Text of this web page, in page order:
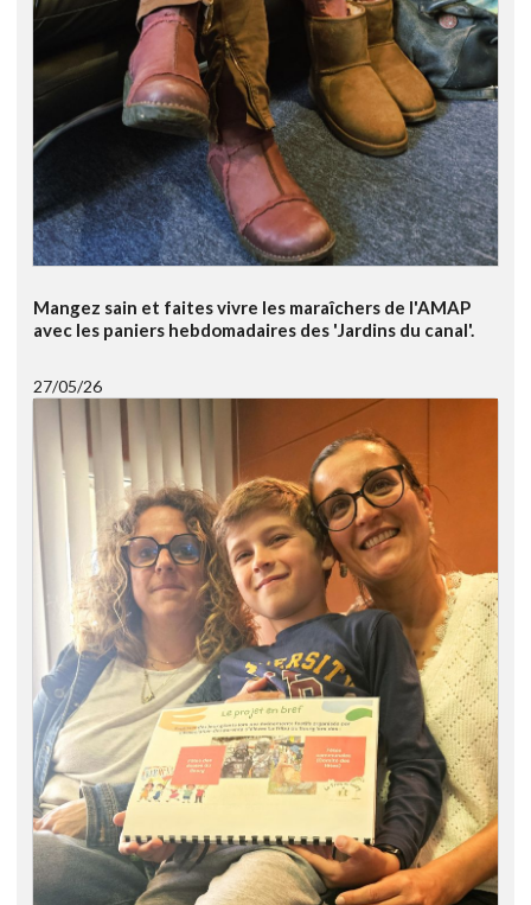
Mangez sain et faites vivre les maraîchers de l'AMAP
avec les paniers hebdomadaires des 'Jardins du canal'.
27/05/26